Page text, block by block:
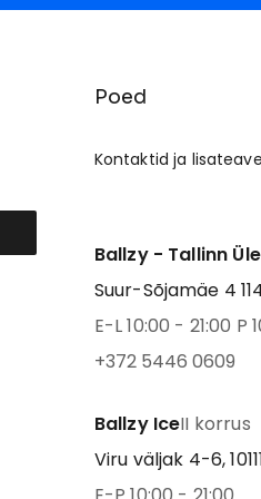
Poed
Kontaktid ja
Ballzy - Tallinn
Suur-Sõjamäe 4
E-L 10:00 - 21:00 P
+372 5446 0609
Ballzy IceII korrus
Viru väljak 4-6,